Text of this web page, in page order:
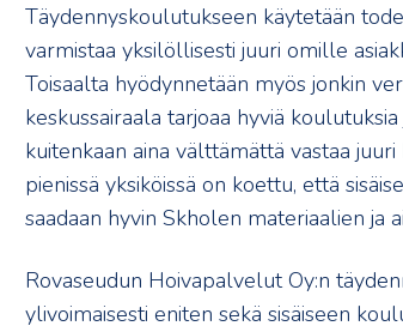
Täydennyskoulutukseen käytetään
varmistaa yksilöllisesti juuri omille
Toisaalta hyödynnetään myös jonkin
keskussairaala tarjoaa hyviä
kuitenkaan aina välttämättä vastaa
pienissä yksiköissä on koettu, että
saadaan hyvin Skholen materiaalien ja
Rovaseudun Hoivapalvelut Oy:n
ylivoimaisesti eniten sekä sisäiseen